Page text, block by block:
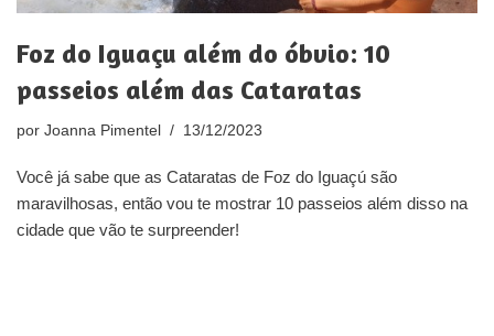
Foz do Iguaçu além do óbvio: 10
passeios além das Cataratas
por Joanna Pimentel 13/12/2023
Você já sabe que as Cataratas de Foz do Iguaçú são
maravilhosas, então vou te mostrar 10 passeios além disso na
cidade que vão te surpreender!